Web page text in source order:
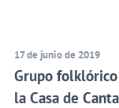
17 de junio de 2019
Grupo
la Casa de